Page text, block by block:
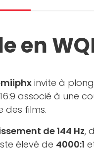
en
invite à
associé à une
des films.
de 144 Hz,
élevé de 4000:1